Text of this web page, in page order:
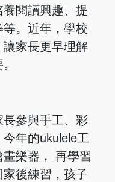
閱讀興趣、提
。近年，學校
家長更早理解
參與手工、彩
年的ukulele工
樂器， 再學習
後練習，孩子